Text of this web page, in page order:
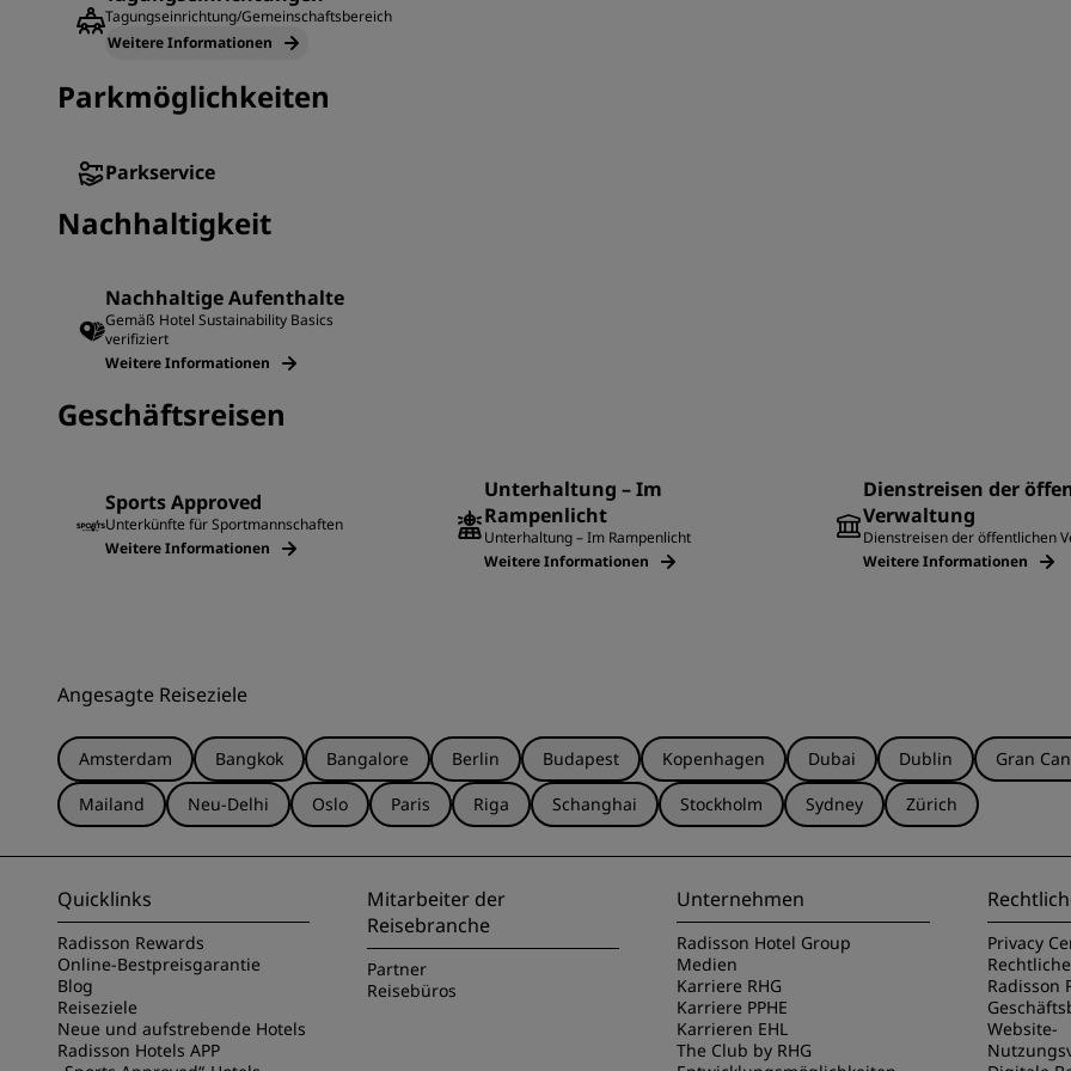
Tagungseinrichtung/Gemeinschaftsbereich
Weitere Informationen
Parkmöglichkeiten
Parkservice
Nachhaltigkeit
Nachhaltige Aufenthalte
Gemäß Hotel Sustainability Basics
verifiziert
Weitere Informationen
Geschäftsreisen
Sports Approved
Unterkünfte für Sportmannschaften
Weitere Informationen
Unterhaltung – Im
Rampenlicht
Unterhaltung – Im Rampenlicht
Weitere Informationen
Dienstreisen der
Verwaltung
Dienstreisen der öffentlichen
Weitere Informationen
Angesagte Reiseziele
Amsterdam Bangkok Bangalore Berlin Budapest Kopenhagen Dubai Dublin Gran
Mailand
Neu-Delhi Oslo Paris Riga Schanghai Stockholm Sydney Zürich
Quicklinks
Radisson Rewards
Online-Bestpreisgarantie
Blog
Reiseziele
Neue und aufstrebende Hotels
Radisson Hotels APP
Mitarbeiter der
Reisebranche
Partner
Reisebüros
Unternehmen
Radisson Hotel Group
Medien
Karriere RHG
Karriere PPHE
Karrieren EHL
The Club by RHG
Privacy
Radisson
Website-